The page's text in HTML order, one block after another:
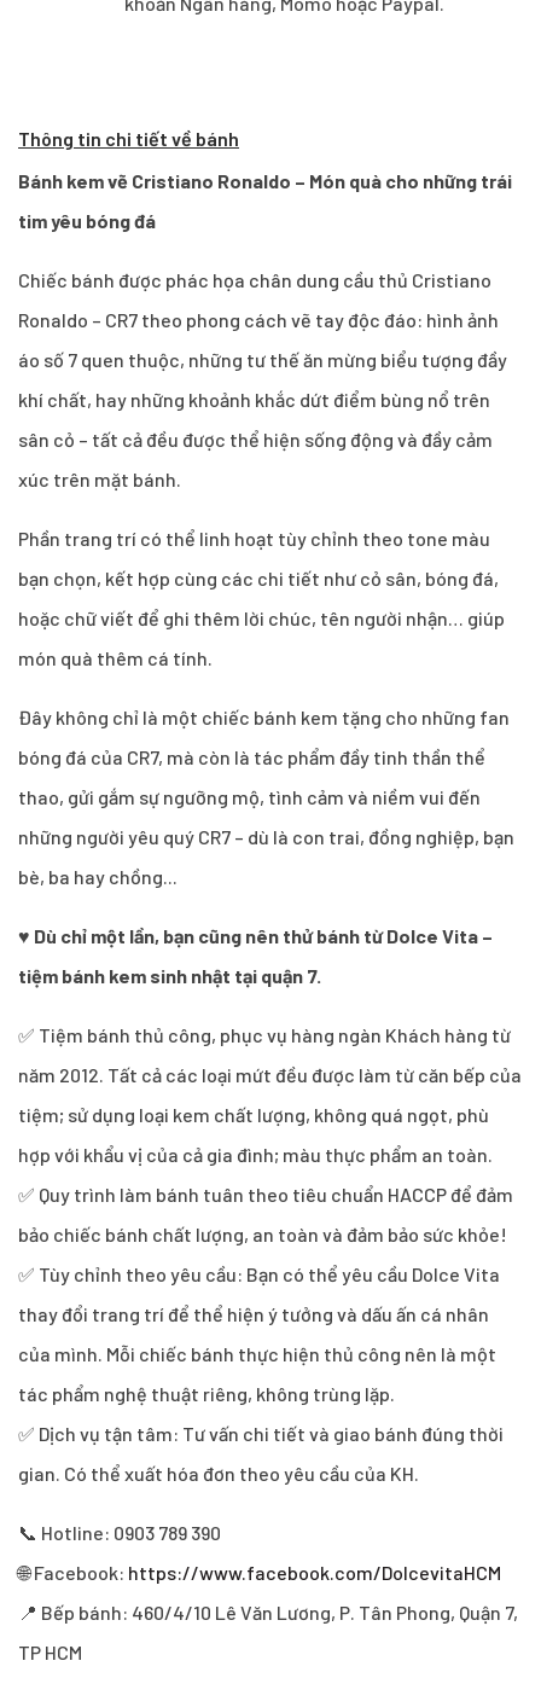
Thông tin chi tiết về bánh
Bánh kem vẽ Cristiano Ronaldo – Món quà cho những trái
tim yêu bóng đá
Chiếc bánh được phác họa chân dung cầu thủ Cristiano
Ronaldo – CR7 theo phong cách vẽ tay độc đáo: hình ảnh
áo số 7 quen thuộc, những tư thế ăn mừng biểu tượng đầy
khí chất, hay những khoảnh khắc dứt điểm bùng nổ trên
sân cỏ – tất cả đều được thể hiện sống động và đầy cảm
xúc trên mặt bánh.
Phần trang trí có thể linh hoạt tùy chỉnh theo tone màu
bạn chọn, kết hợp cùng các chi tiết như cỏ sân, bóng đá,
hoặc chữ viết để ghi thêm lời chúc, tên người nhận… giúp
món quà thêm cá tính.
Đây không chỉ là một chiếc bánh kem tặng cho những fan
bóng đá của CR7, mà còn là tác phẩm đầy tinh thần thể
thao, gửi gắm sự ngưỡng mộ, tình cảm và niềm vui đến
những người yêu quý CR7 – dù là con trai, đồng nghiệp, bạn
bè, ba hay chồng...
♥ Dù chỉ một lần, bạn cũng nên thử bánh từ Dolce Vita –
tiệm bánh kem sinh nhật tại quận 7.
✅ Tiệm bánh thủ công, phục vụ hàng ngàn Khách hàng từ
năm 2012. Tất cả các loại mứt đều được làm từ căn bếp của
tiệm; sử dụng loại kem chất lượng, không quá ngọt, phù
hợp với khẩu vị của cả gia đình; màu thực phẩm an toàn.
✅ Quy trình làm bánh tuân theo tiêu chuẩn HACCP để đảm
bảo chiếc bánh chất lượng, an toàn và đảm bảo sức khỏe!
✅ Tùy chỉnh theo yêu cầu: Bạn có thể yêu cầu Dolce Vita
thay đổi trang trí để thể hiện ý tưởng và dấu ấn cá nhân
của mình. Mỗi chiếc bánh thực hiện thủ công nên là một
tác phẩm nghệ thuật riêng, không trùng lặp.
✅ Dịch vụ tận tâm: Tư vấn chi tiết và giao bánh đúng thời
gian. Có thể xuất hóa đơn theo yêu cầu của KH.
📞 Hotline: 0903 789 390
🌐 Facebook: https://www.facebook.com/DolcevitaHCM
📍 Bếp bánh: 460/4/10 Lê Văn Lương, P. Tân Phong, Quận 7,
TP HCM